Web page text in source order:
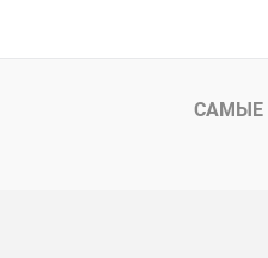
Купить в 1 клик
В избранное
САМЫЕ